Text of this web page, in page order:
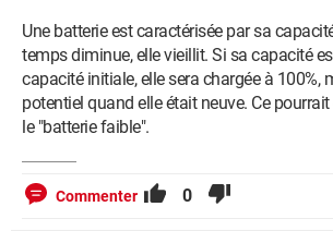
Une batterie est caractérisée par sa
temps diminue, elle vieillit. Si sa capacité
capacité initiale, elle sera chargée à 100%,
potentiel quand elle était neuve. Ce
le "batterie faible".
Commenter 0